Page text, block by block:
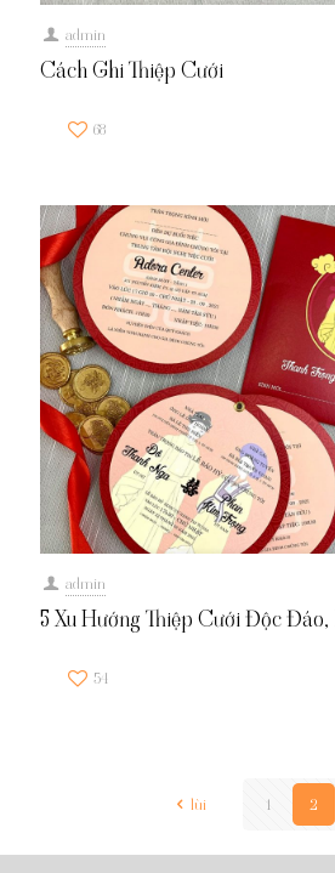
admin
Cách Ghi Thiệp Cưới
68
admin
5 Xu Hướng Thiệp Cưới Độc
54
lùi 1 2